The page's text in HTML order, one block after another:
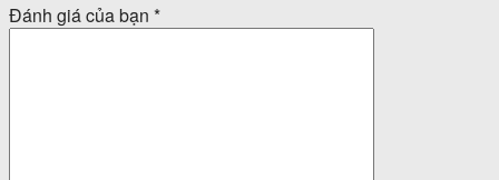
Đánh giá của bạn *